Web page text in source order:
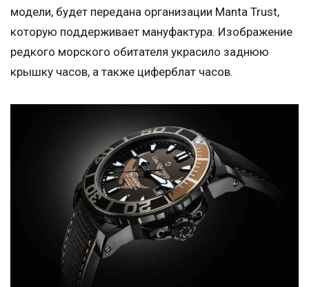
модели, будет передана организации Manta Trust,
которую поддерживает мануфактура. Изображение
редкого морского обитателя украсило заднюю
крышку часов, а также циферблат часов.